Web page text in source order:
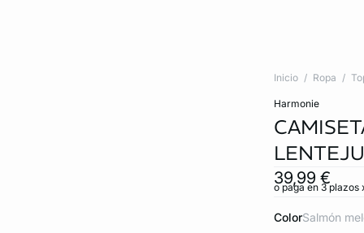
Inicio Ropa
harmonie
39,99 €
o paga en 3 plazos
Color salmón